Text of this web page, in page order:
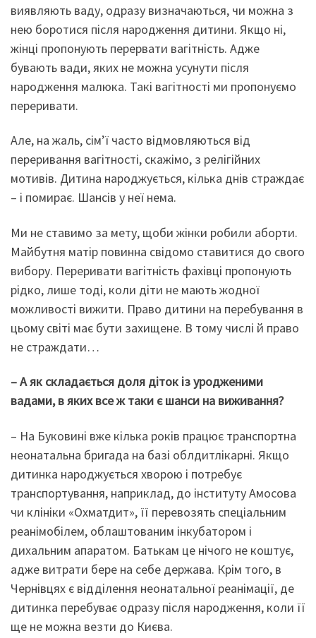
виявляють ваду, одразу визначаються, чи можна з
нею боротися після народження дитини. Якщо ні,
жінці пропонують перервати вагітність. Адже
бувають вади, яких не можна усунути після
народження малюка. Такі вагітності ми пропонуємо
переривати.
Але, на жаль, сім’ї часто відмовляються від
переривання вагітності, скажімо, з релігійних
мотивів. Дитина народжується, кілька днів страждає
– і помирає. Шансів у неї нема.
Ми не ставимо за мету, щоби жінки робили аборти.
Майбутня матір повинна свідомо ставитися до свого
вибору. Переривати вагітність фахівці пропонують
рідко, лише тоді, коли діти не мають жодної
можливості вижити. Право дитини на перебування в
цьому світі має бути захищене. В тому числі й право
не страждати…
– А як складається доля діток із уродженими
вадами, в яких все ж таки є шанси на виживання?
– На Буковині вже кілька років працює транспортна
неонатальна бригада на базі облдитлікарні. Якщо
дитинка народжується хворою і потребує
транспортування, наприклад, до інституту Амосова
чи клініки «Охматдит», її перевозять спеціальним
реанімобілем, облаштованим інкубатором і
дихальним апаратом. Батькам це нічого не коштує,
адже витрати бере на себе держава. Крім того, в
Чернівцях є відділення неонатальної реанімації, де
дитинка перебуває одразу після народження, коли її
ще не можна везти до Києва.